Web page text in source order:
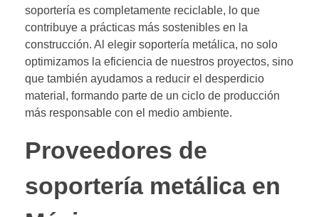
soportería es completamente reciclable, lo que
contribuye a prácticas más sostenibles en la
construcción. Al elegir soportería metálica, no solo
optimizamos la eficiencia de nuestros proyectos, sino
que también ayudamos a reducir el desperdicio
material, formando parte de un ciclo de producción
más responsable con el medio ambiente.
Proveedores de
soportería metálica en